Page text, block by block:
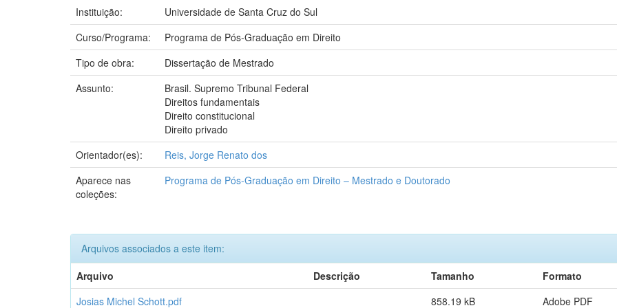
Instituição:
Universidade de Santa Cruz do Sul
Curso/Programa:
Programa de Pós-Graduação em Direito
Tipo de obra:
Dissertação de Mestrado
Assunto:
Brasil. Supremo Tribunal Federal
Direitos fundamentais
Direito constitucional
Direito privado
Orientador(es):
Reis, Jorge Renato dos
Aparece nas
coleções:
Programa de Pós-Graduação em Direito – Mestrado e Doutorado
Arquivos associados a este item:
Arquivo
Descrição Tamanho
Formato
Josias Michel Schott.pdf
858.19 kB Adobe PDF